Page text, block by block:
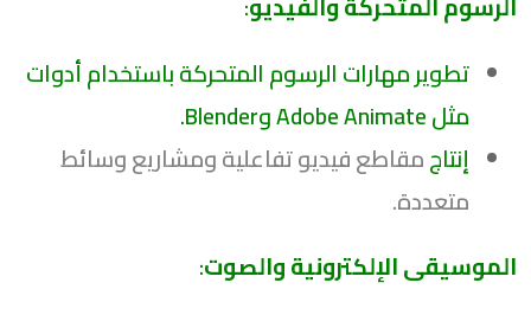
تطوير مهارات الرسوم المتحركة باستخدام أدوات
مثل Adobe Animate وBlender.
إنتاجمقاطع فيديو تفاعلية ومشاريع وسائط
متعددة.
الموسيقى الإلكترونية والصوت: